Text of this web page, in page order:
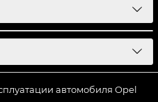
автомобиля Opel